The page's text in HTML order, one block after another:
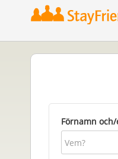
Förnamn